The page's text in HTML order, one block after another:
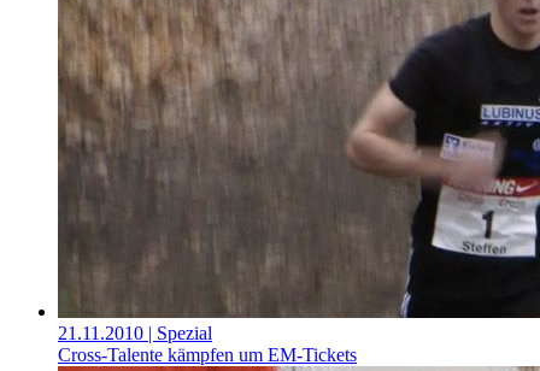
21.11.2010 | Spezial
Cross-Talente kämpfen um EM-Tickets